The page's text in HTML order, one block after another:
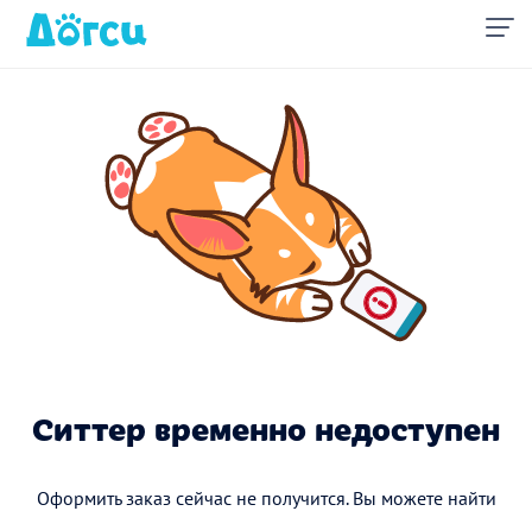
Ситтер временно недоступен
Оформить заказ сейчас не получится. Вы можете найти